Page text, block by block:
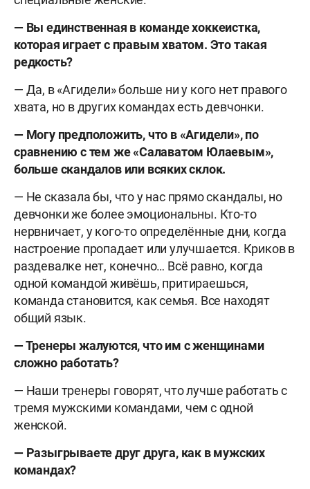
— Вы единственная в команде хоккеистка,
которая играет с правым хватом. Это такая
редкость?
— Да, в «Агидели» больше ни у кого нет правого
хвата, но в других командах есть девчонки.
— Могу предположить, что в «Агидели», по
сравнению с тем же «Салаватом Юлаевым»,
больше скандалов или всяких склок.
— Не сказала бы, что у нас прямо скандалы, но
девчонки же более эмоциональны. Кто-то
нервничает, у кого-то определённые дни, когда
настроение пропадает или улучшается. Криков в
раздевалке нет, конечно… Всё равно, когда
одной командой живёшь, притираешься,
команда становится, как семья. Все находят
общий язык.
— Тренеры жалуются, что им с женщинами
сложно работать?
— Наши тренеры говорят, что лучше работать с
тремя мужскими командами, чем с одной
женской.
— Разыгрываете друг друга, как в мужских
командах?